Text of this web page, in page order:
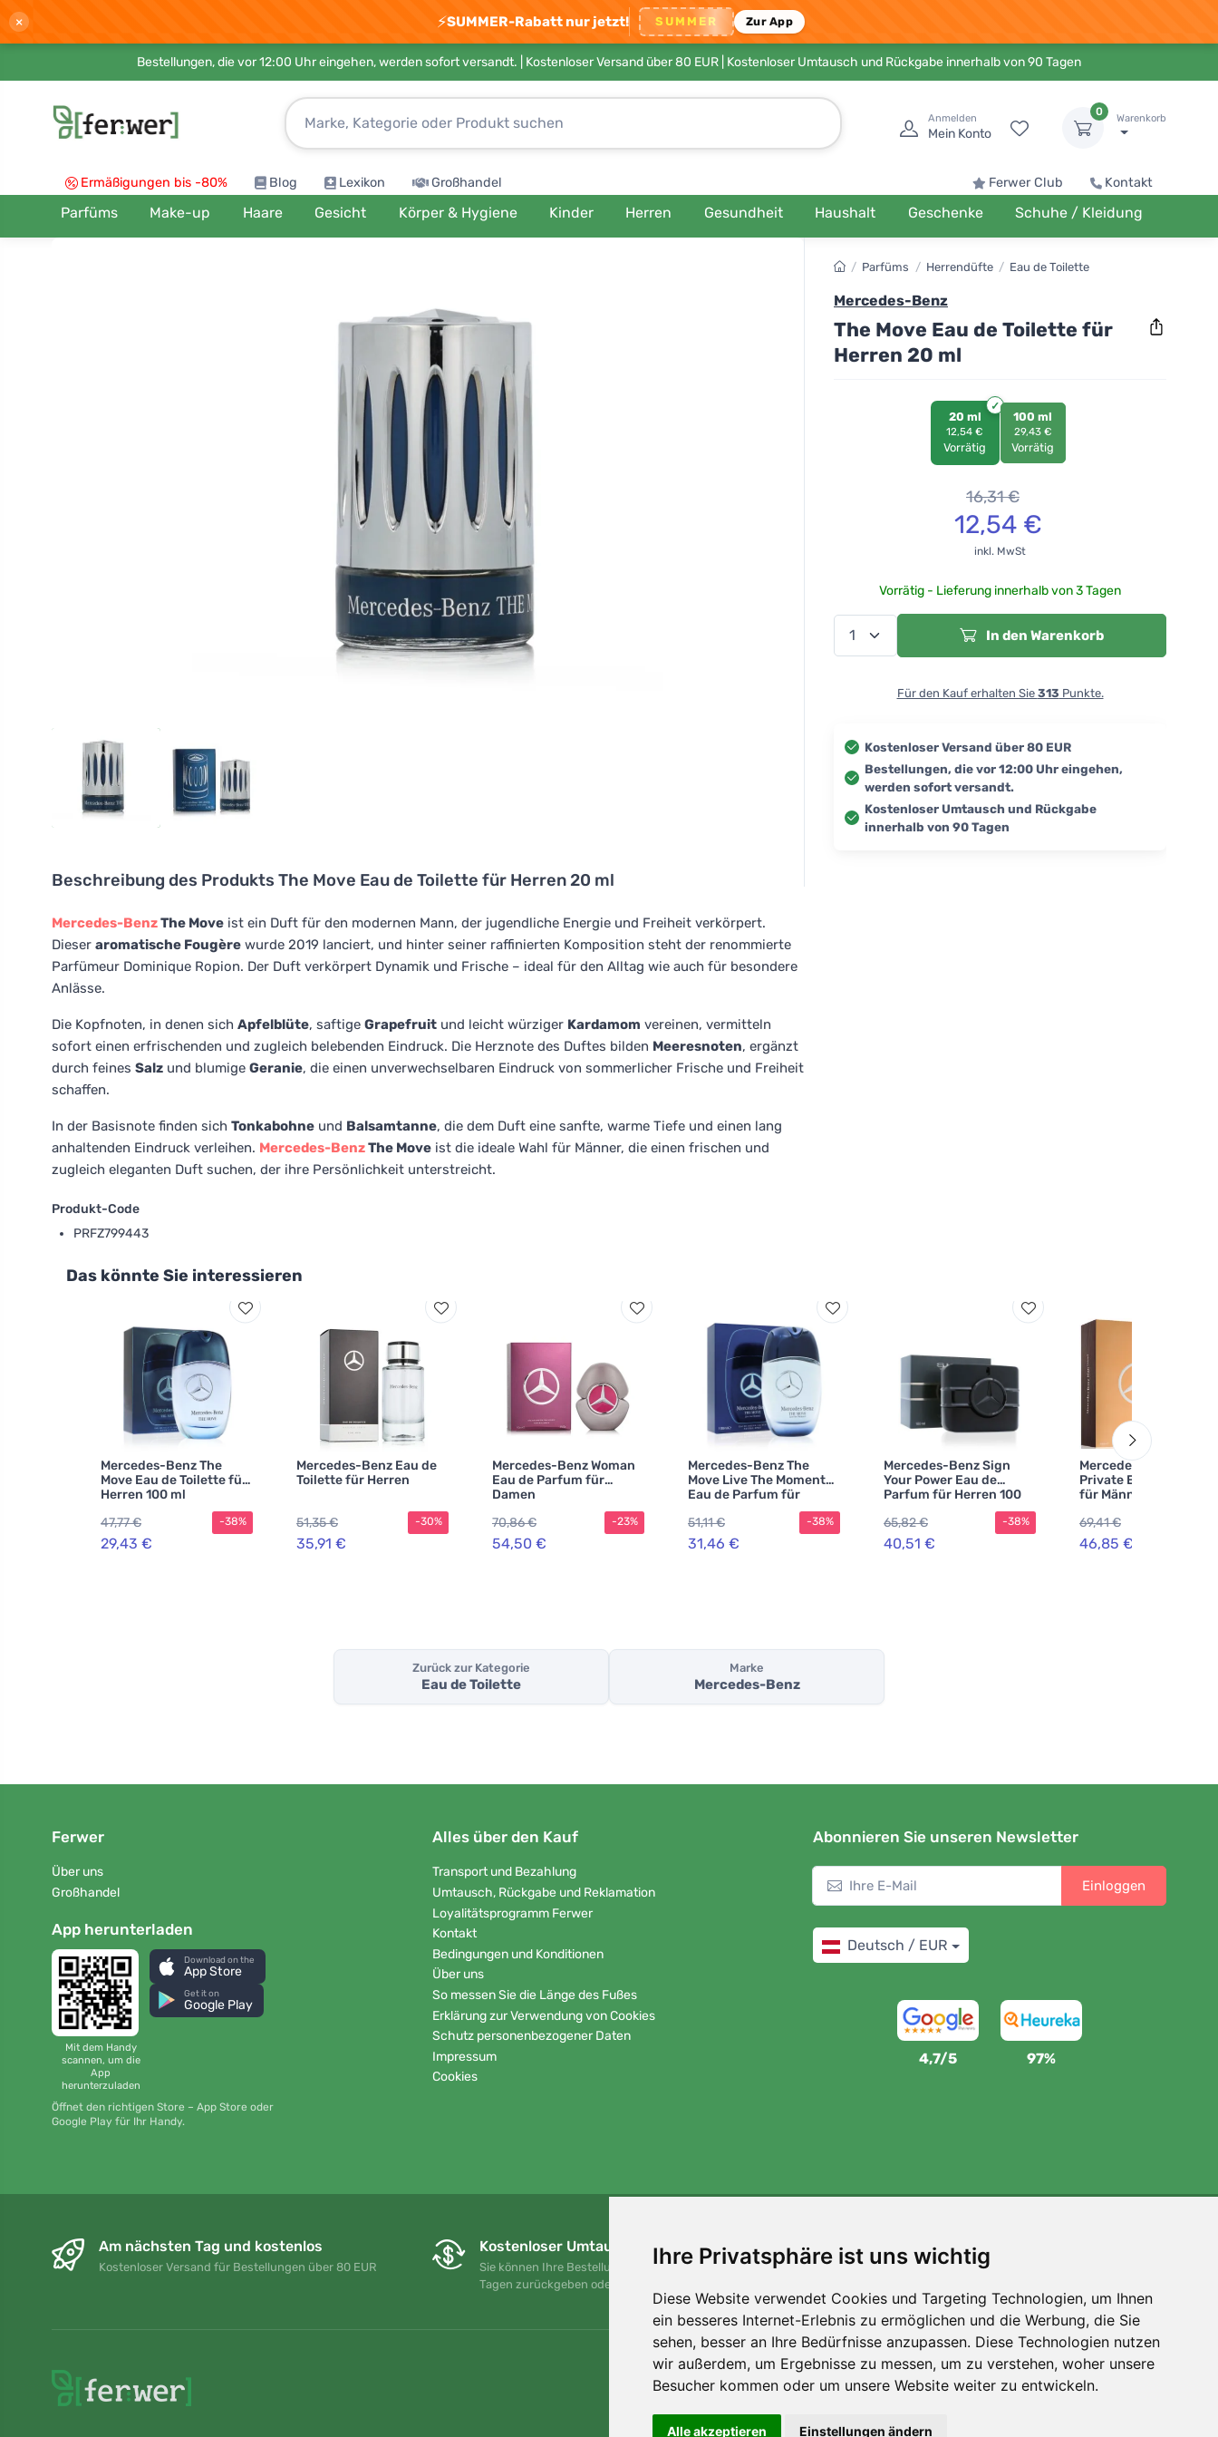
Ihre Privatsphäre ist uns wichtig
Diese Website verwendet Cookies und Targeting Technologien, um Ihnen
ein besseres Internet-Erlebnis zu ermöglichen und die Werbung, die Sie
sehen, besser an Ihre Bedürfnisse anzupassen. Diese Technologien nutzen
wir außerdem, um Ergebnisse zu messen, um zu verstehen, woher unsere
Besucher kommen oder um unsere Website weiter zu entwickeln.
Alle akzeptieren Einstellungen ändern
× ⚡SUMMER-Rabatt nur jetzt! SUMMER Zur App
Bestellungen, die vor 12:00 Uhr eingehen, werden sofort versandt. | Kostenloser Versand über 80 EUR | Kostenloser Umtausch und Rückgabe innerhalb von 90 Tagen
Anmelden
Mein Konto
0
Warenkorb
Ermäßigungen bis -80% Blog Lexikon Großhandel Ferwer Club Kontakt
Parfüms Make-up Haare Gesicht Körper & Hygiene Kinder Herren Gesundheit Haushalt Geschenke Schuhe / Kleidung
Beschreibung des Produkts The Move Eau de Toilette für Herren 20 ml
Mercedes-BenzThe Move ist ein Duft für den modernen Mann, der jugendliche Energie und Freiheit verkörpert.
Dieser aromatische Fougère wurde 2019 lanciert, und hinter seiner raffinierten Komposition steht der renommierte
Parfümeur Dominique Ropion. Der Duft verkörpert Dynamik und Frische – ideal für den Alltag wie auch für besondere
Anlässe.
Die Kopfnoten, in denen sich Apfelblüte, saftige Grapefruit und leicht würziger Kardamom vereinen, vermitteln
sofort einen erfrischenden und zugleich belebenden Eindruck. Die Herznote des Duftes bilden Meeresnoten, ergänzt
durch feines Salz und blumige Geranie, die einen unverwechselbaren Eindruck von sommerlicher Frische und Freiheit
schaffen.
In der Basisnote finden sich Tonkabohne und Balsamtanne, die dem Duft eine sanfte, warme Tiefe und einen lang
anhaltenden Eindruck verleihen. Mercedes-BenzThe Move ist die ideale Wahl für Männer, die einen frischen und
zugleich eleganten Duft suchen, der ihre Persönlichkeit unterstreicht.
Produkt-Code
PRFZ799443
/ Parfüms / Herrendüfte / Eau de Toilette
Mercedes-Benz
The Move Eau de Toilette für
Herren 20 ml
20 ml
12,54 €
Vorrätig
100 ml
29,43 €
Vorrätig
16,31€
12,54 €
inkl. MwSt
Vorrätig - Lieferung innerhalb von 3 Tagen
In den Warenkorb
Für den Kauf erhalten Sie 313 Punkte.
Kostenloser Versand über 80 EUR
Bestellungen, die vor 12:00 Uhr eingehen,
werden sofort versandt.
Kostenloser Umtausch und Rückgabe
innerhalb von 90 Tagen
Das könnte Sie interessieren
Mercedes-Benz The
Move Eau de Toilette für
Herren 100 ml
47,77 €
29,43 €
-38%
Mercedes-Benz Eau de
Toilette für Herren
51,35 €
35,91 €
-30%
Mercedes-Benz Woman
Eau de Parfum für
Damen
70,86 €
54,50 €
-23%
Mercedes-Benz The
Move Live The Moment
Eau de Parfum für
51,11 €
31,46 €
-38%
Mercedes-Benz Sign
Your Power Eau de
Parfum für Herren 100
65,82 €
40,51 €
-38%
Mercedes-Benz Man
Private Eau de Parfum
für Männer 100 ml
69,41 €
46,85 €
Zurück zur Kategorie
Eau de Toilette
Marke
Mercedes-Benz
Ferwer
Über uns
Großhandel
App herunterladen
Mit dem Handy
scannen, um die
App
herunterzuladen
Download on the
App Store
Get it on
Google Play
Öffnet den richtigen Store – App Store oder
Google Play für Ihr Handy.
Alles über den Kauf
Transport und Bezahlung
Umtausch, Rückgabe und Reklamation
Loyalitätsprogramm Ferwer
Kontakt
Bedingungen und Konditionen
Über uns
So messen Sie die Länge des Fußes
Erklärung zur Verwendung von Cookies
Schutz personenbezogener Daten
Impressum
Cookies
Abonnieren Sie unseren Newsletter
Einloggen
Deutsch / EUR
4,7/5 97%
Am nächsten Tag und kostenlos
Kostenloser Versand für Bestellungen über 80 EUR
Kostenloser Umtausch und Rückgabe
Sie können Ihre Bestellung jederzeit innerhalb von 90
Tagen zurückgeben oder umtauschen.
Wir unterstützen Trees.org
Für jede Bestellung pflanzen wir einen Baum! Mehr